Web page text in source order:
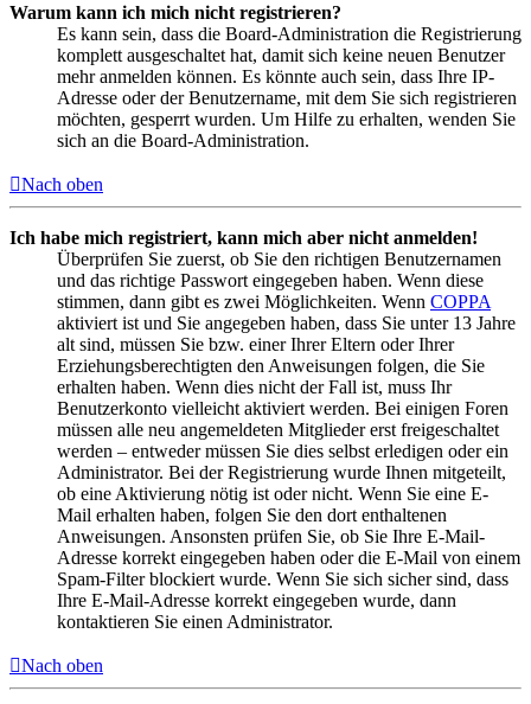
Warum kann ich mich nicht registrieren?
Es kann sein, dass die Board-Administration die Registrierung
komplett ausgeschaltet hat, damit sich keine neuen Benutzer
mehr anmelden können. Es könnte auch sein, dass Ihre IP-
Adresse oder der Benutzername, mit dem Sie sich registrieren
möchten, gesperrt wurden. Um Hilfe zu erhalten, wenden Sie
sich an die Board-Administration.
Nach oben
Ich habe mich registriert, kann mich aber nicht anmelden!
Überprüfen Sie zuerst, ob Sie den richtigen Benutzernamen
und das richtige Passwort eingegeben haben. Wenn diese
stimmen, dann gibt es zwei Möglichkeiten. Wenn COPPA
aktiviert ist und Sie angegeben haben, dass Sie unter 13 Jahre
alt sind, müssen Sie bzw. einer Ihrer Eltern oder Ihrer
Erziehungsberechtigten den Anweisungen folgen, die Sie
erhalten haben. Wenn dies nicht der Fall ist, muss Ihr
Benutzerkonto vielleicht aktiviert werden. Bei einigen Foren
müssen alle neu angemeldeten Mitglieder erst freigeschaltet
werden – entweder müssen Sie dies selbst erledigen oder ein
Administrator. Bei der Registrierung wurde Ihnen mitgeteilt,
ob eine Aktivierung nötig ist oder nicht. Wenn Sie eine E-
Mail erhalten haben, folgen Sie den dort enthaltenen
Anweisungen. Ansonsten prüfen Sie, ob Sie Ihre E-Mail-
Adresse korrekt eingegeben haben oder die E-Mail von einem
Spam-Filter blockiert wurde. Wenn Sie sich sicher sind, dass
Ihre E-Mail-Adresse korrekt eingegeben wurde, dann
kontaktieren Sie einen Administrator.
Nach oben